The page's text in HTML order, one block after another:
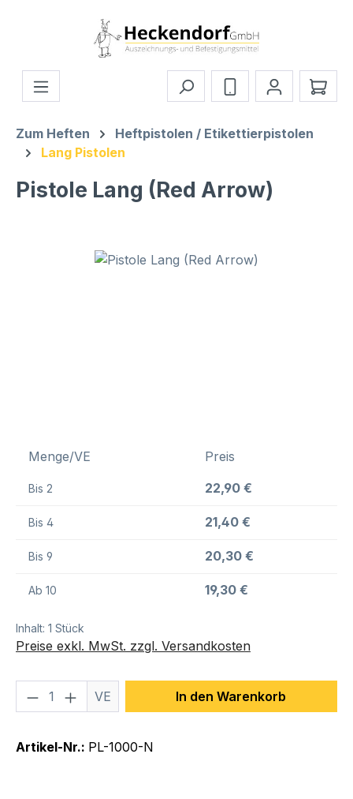
Zum Hauptinhalt springen
Zum Heften
Heftpistolen / Etikettierpistolen
Lang Pistolen
Pistole Lang (Red Arrow)
Bildergalerie überspringen
Menge/VE Preis
Bis 2 22,90 €
Bis 4 21,40 €
Bis 9 20,30 €
Ab 10 19,30 €
Inhalt: 1 Stück
Preise exkl. MwSt. zzgl. Versandkosten
Produkt Anzahl: Gib den
VE In den Warenkorb
Artikel-Nr.: PL-1000-N